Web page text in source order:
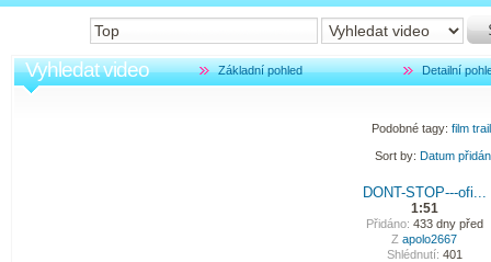
Vyhledat video Základní pohled Detailní
Podobné tagy: film
Sort by: Datum
DONT-STOP---ofi...
1:51
Přidáno: 433 dny před
Z apolo2667
Shlédnutí: 401